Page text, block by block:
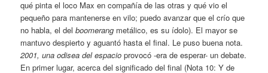
qué pinta el loco Max en compañía de las otras y qué vio el
pequeño para mantenerse en vilo; puedo avanzar que el crío que
no habla, el delboomerang metálico, es su ídolo). El mayor se
mantuvo despierto y aguantó hasta el final. Le puso buena nota.
2001, una odisea del espacio provocó -era de esperar- un debate.
En primer lugar, acerca del significado del final (Nota 10: Y de